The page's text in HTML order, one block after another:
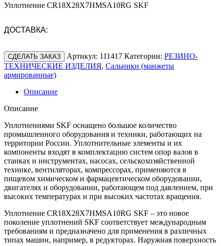
Уплотнение CR18X28X7HMSA10RG SKF
ДОСТАВКА:
СДЕЛАТЬ ЗАКАЗ Артикул: 111417 Категории: РЕЗИНО-
ТЕХНИЧЕСКИЕ ИЗДЕЛИЯ, Сальники (манжеты
армированные)
Описание
Описание
Уплотнениями SKF оснащено большое количество
промышленного оборудования и техники, работающих на
территории России. Уплотнительные элементы и их
компоненты входят в комплектацию систем опор валов в
станках и инструментах, насосах, сельскохозяйственной
технике, вентиляторах, компрессорах, применяются в
пищевом химическом и фармацевтическом оборудовании,
двигателях и оборудовании, работающем под давлением, при
высоких температурах и при высоких частотах вращения.
Уплотнение CR18X28X7HMSA10RG SKF – это новое
поколение уплотнений SKF соответствует международным
требованиям и предназначено для применения в различных
типах машин, например, в редукторах. Наружная поверхность